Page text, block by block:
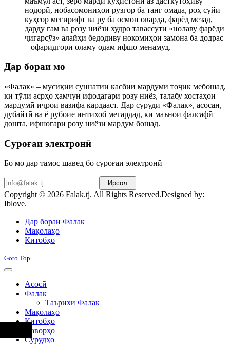
нодорӣ, нобасомониҳои рӯзгор ба танг омада, роҳ сӯйи
кӯҳсор мегирифт ва рӯ ба осмон оварда, фарёд мезад,
дарду ғам ва розу ниёзи худро тавассути «нолаву фарёди
ҷигарсӯз» алайҳи бедодиву нокомиҳои замона ба додрас
– офаридгори оламу одам ифшо менамуд.
Дар бораи мо
«Фалак» – мусиқии суннатии касбии мардуми тоҷик мебошад,
ки тӯли асрҳо ҳамчун ифодагари розу ниёз, талабу хостаҳои
мардумӣ иҷрои вазифа кардааст. Дар суруди «Фалак», асосан,
дубайтӣ ва ё рубоие интихоб мегардад, ки маънои фалсафӣ
дошта, ифшогари розу ниёзи мардум бошад.
Суроғаи электронӣ
Бо мо дар тамос шавед бо суроғаи электронӣ
Ирсол
Copyright © 2026 Falak.tj. All Rights Reserved.Designed by:
Iblove.
Дар бораи Фалак
Мақолаҳо
Китобҳо
Goto Top
Асосӣ
Фалак
Таърихи Фалак
Мақолаҳо
Китобҳо
Наворҳо
Сурудҳо